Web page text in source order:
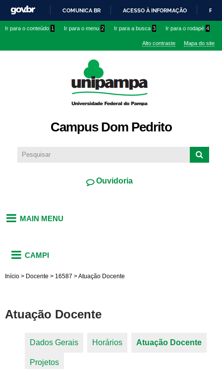
conteúdo
IR
O
COMUNICA BR ACESSO À INFORMAÇÃO
Ir para o conteúdo 1 Ir para o menu 2 Ir para a busca 3 Ir para o rodapé 4
Alto contraste Mapa do site
Campus Dom Pedrito
Ouvidoria
MAIN MENU
CAMPI
Início > Docente > 16587 >Atuação Docente
Atuação Docente
Dados Gerais Horários Atuação Docente
Projetos